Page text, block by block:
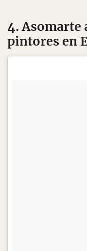
4. Asomarte
pintores en